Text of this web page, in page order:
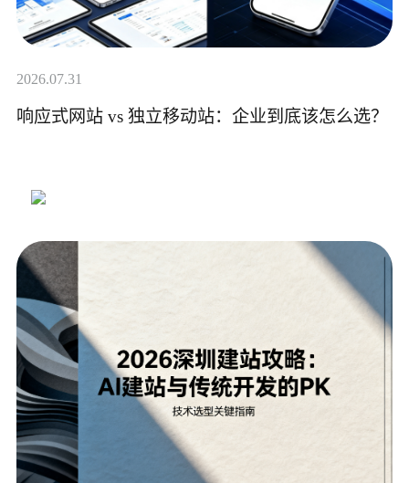
2026.07.31
响应式网站 vs 独立移动站：企业到底该怎么选？